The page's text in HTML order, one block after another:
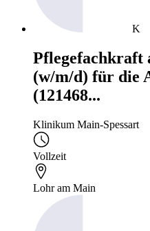
K
Pflegefachkraft
(w/m/d) für die
(121468...
Klinikum Main-Spessart
Vollzeit
Lohr am Main